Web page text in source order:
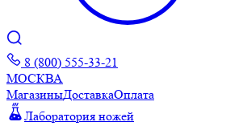
8 (800) 555-33-21
МОСКВА
МагазиныДоставкаОплата
Лаборатория ножей